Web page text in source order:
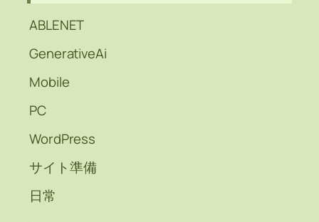
ABLENET
GenerativeAi
Mobile
PC
WordPress
サイト準備
日常